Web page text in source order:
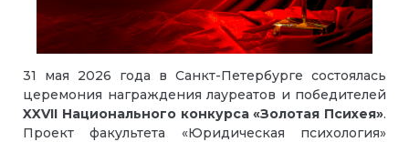
31 мая 2026 года в Санкт-Петербурге состоялась
церемония награждения лауреатов и победителей
XXVII Национального конкурса «Золотая Психея».
Проект факультета «Юридическая психология»